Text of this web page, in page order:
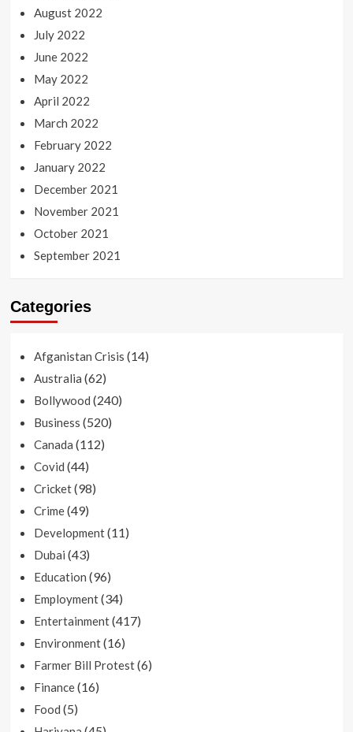
August 2022
July 2022
June 2022
May 2022
April 2022
March 2022
February 2022
January 2022
December 2021
November 2021
October 2021
September 2021
Categories
Afganistan Crisis (14)
Australia (62)
Bollywood (240)
Business (520)
Canada (112)
Covid (44)
Cricket(98)
Crime(49)
Development(11)
Dubai (43)
Education (96)
Employment(34)
Entertainment(417)
Environment(16)
Farmer Bill Protest(6)
Finance(16)
Food (5)